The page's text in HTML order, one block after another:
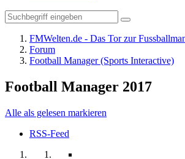
FMWelten.de - Das Tor zur
Forum
Football Manager (Sports Interactive)
Football Manager 2017
Alle als gelesen markieren
RSS-Feed